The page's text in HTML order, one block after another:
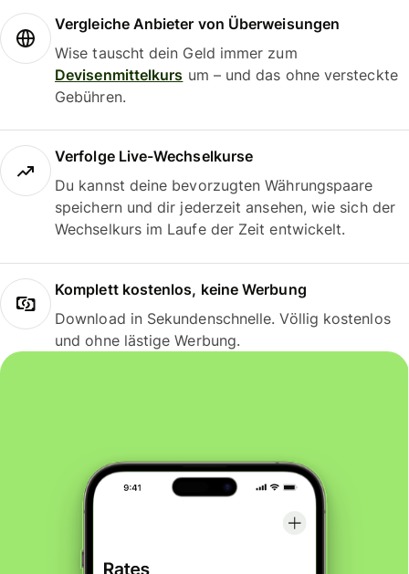
Vergleiche Anbieter von Überweisungen
Wise tauscht dein Geld immer zum
Devisenmittelkurs um – und das ohne versteckte
Gebühren.
Verfolge Live-Wechselkurse
Du kannst deine bevorzugten Währungspaare
speichern und dir jederzeit ansehen, wie sich der
Wechselkurs im Laufe der Zeit entwickelt.
Komplett kostenlos, keine Werbung
Download in Sekundenschnelle. Völlig kostenlos
und ohne lästige Werbung.